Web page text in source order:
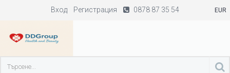
Вход Регистрация 0878 87 35 54 EUR